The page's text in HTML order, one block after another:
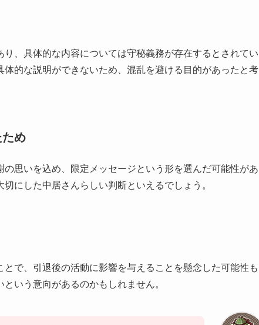
、具体的な内容については守秘義務が存在するとされてい
的な説明ができないため、混乱を避ける目的があったと考
め
思いを込め、限定メッセージという形を選んだ可能性があ
にした中居さんらしい判断といえるでしょう。
で、引退後の活動に影響を与えることを懸念した可能性も
いう意向があるのかもしれません。